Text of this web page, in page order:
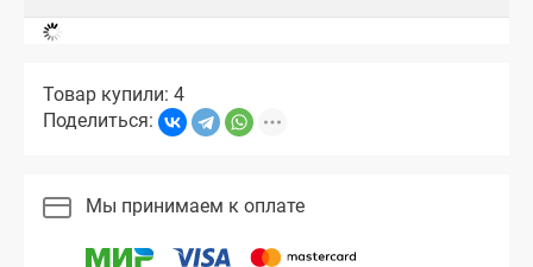
Товар купили: 4
Поделиться:
Мы принимаем к оплате